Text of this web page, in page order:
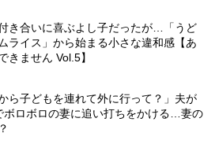
き合いに喜ぶよし子だったが…「うど
ライス」から始まる小さな違和感【あ
きません Vol.5】
ら子どもを連れて外に行って？」夫が
ボロボロの妻に追い打ちをかける…妻の